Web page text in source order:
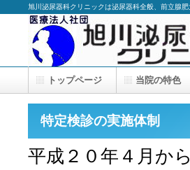
旭川泌尿器科クリニックは泌尿器科全般、前立腺
特定検診の実施体制
平成２０年４月か
トップページ 当院の特色